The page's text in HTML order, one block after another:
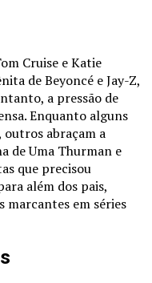
Cruise e Katie
de Beyoncé e Jay-Z,
a pressão de
Enquanto alguns
outros abraçam a
de Uma Thurman e
que precisou
além dos pais,
marcantes em séries